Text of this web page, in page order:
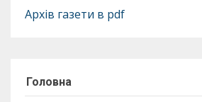
Архів газети в pdf
Головна